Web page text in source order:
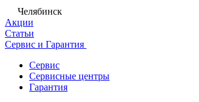
Челябинск
Акции
Статьи
Сервис и Гарантия
Сервис
Сервисные центры
Гарантия